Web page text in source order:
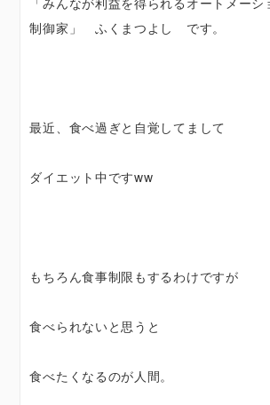
制御家」 ふくまつよし です。
最近、食べ過ぎと自覚してまして
ダイエット中ですww
もちろん食事制限もするわけですが
食べられないと思うと
食べたくなるのが人間。